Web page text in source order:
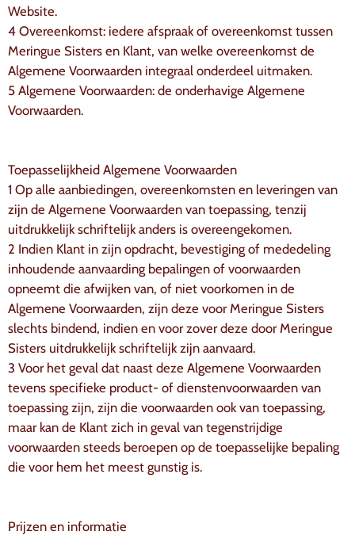
Website.
4 Overeenkomst: iedere afspraak of overeenkomst tussen
Meringue Sisters en Klant, van welke overeenkomst de
Algemene Voorwaarden integraal onderdeel uitmaken.
5 Algemene Voorwaarden: de onderhavige Algemene
Voorwaarden.
Toepasselijkheid Algemene Voorwaarden
1 Op alle aanbiedingen, overeenkomsten en leveringen van
zijn de Algemene Voorwaarden van toepassing, tenzij
uitdrukkelijk schriftelijk anders is overeengekomen.
2 Indien Klant in zijn opdracht, bevestiging of mededeling
inhoudende aanvaarding bepalingen of voorwaarden
opneemt die afwijken van, of niet voorkomen in de
Algemene Voorwaarden, zijn deze voor Meringue Sisters
slechts bindend, indien en voor zover deze door Meringue
Sisters uitdrukkelijk schriftelijk zijn aanvaard.
3 Voor het geval dat naast deze Algemene Voorwaarden
tevens specifieke product- of dienstenvoorwaarden van
toepassing zijn, zijn die voorwaarden ook van toepassing,
maar kan de Klant zich in geval van tegenstrijdige
voorwaarden steeds beroepen op de toepasselijke bepaling
die voor hem het meest gunstig is.
Prijzen en informatie